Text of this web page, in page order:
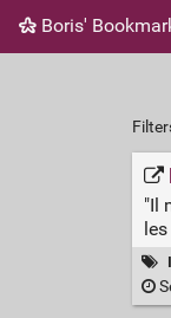
Boris'
"Il